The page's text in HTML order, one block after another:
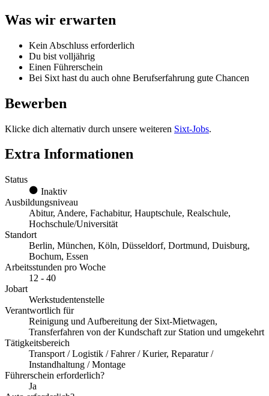
Was wir erwarten
Kein Abschluss erforderlich
Du bist volljährig
Einen Führerschein
Bei Sixt hast du auch ohne Berufserfahrung gute Chancen
Bewerben
Klicke dich alternativ durch unsere weiteren Sixt-Jobs.
Extra Informationen
Status
Inaktiv
Ausbildungsniveau
Abitur, Andere, Fachabitur, Hauptschule, Realschule,
Hochschule/Universität
Standort
Berlin, München, Köln, Düsseldorf, Dortmund, Duisburg,
Bochum, Essen
Arbeitsstunden pro Woche
12 - 40
Jobart
Werkstudentenstelle
Verantwortlich für
Reinigung und Aufbereitung der Sixt-Mietwagen,
Transferfahren von der Kundschaft zur Station und umgekehrt
Tätigkeitsbereich
Transport / Logistik / Fahrer / Kurier, Reparatur /
Instandhaltung / Montage
Führerschein erforderlich?
Ja